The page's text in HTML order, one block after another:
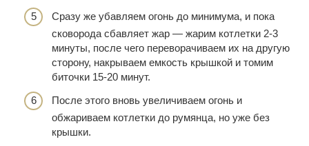
Сразу же убавляем огонь до минимума, и пока
сковорода сбавляет жар — жарим котлетки 2-3
минуты, после чего переворачиваем их на другую
сторону, накрываем емкость крышкой и томим
биточки 15-20 минут.
После этого вновь увеличиваем огонь и
обжариваем котлетки до румянца, но уже без
крышки.